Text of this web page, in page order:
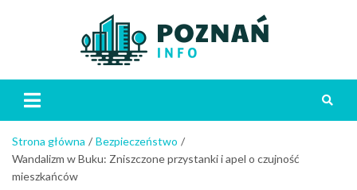
Strona główna
Bezpieczeństwo
Wandalizm w Buku: Zniszczone przystanki i apel o czujność
mieszkańców